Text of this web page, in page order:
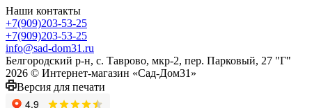
Наши контакты
+7(909)203-53-25
+7(909)203-53-25
info@sad-dom31.ru
Белгородский р-н, с. Таврово, мкр-2, пер. Парковый, 27 "Г"
2026 © Интернет-магазин «Сад-Дом31»
Версия для печати